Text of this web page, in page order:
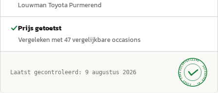
Louwman Toyota Purmerend
Prijs getoetst
Vergeleken met47vergelijkbare occasions
Laatst gecontroleerd: 9 augustus 2026 GECONTROLEERD ·
AUTOKOPEN.NL
· SINDS 1999 ·